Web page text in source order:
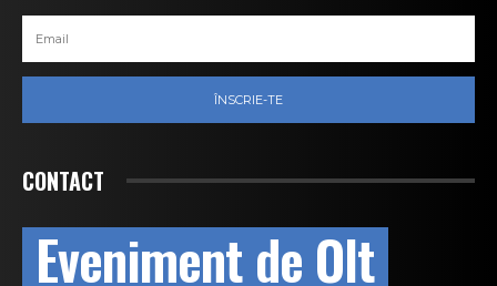
ÎNSCRIE-TE
CONTACT
Eveniment de Olt